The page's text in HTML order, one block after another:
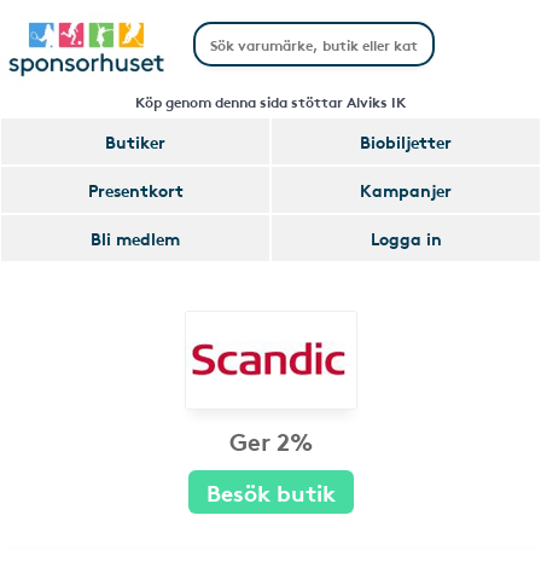
Köp genom denna sida stöttar Alviks IK
Butiker
Biobiljetter
Presentkort
Kampanjer
Bli medlem
Logga in
Ger 2%
Besök butik